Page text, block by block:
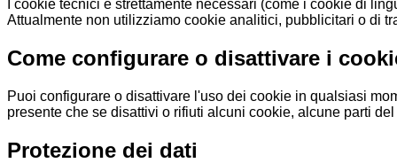
I cookie tecnici e strettamente necessari (come i cookie di
Attualmente non utilizziamo cookie analitici, pubblicitari o di
Come configurare o disattivare i
Puoi configurare o disattivare l'uso dei cookie in qualsiasi
presente che se disattivi o rifiuti alcuni cookie, alcune parti
Protezione dei dati